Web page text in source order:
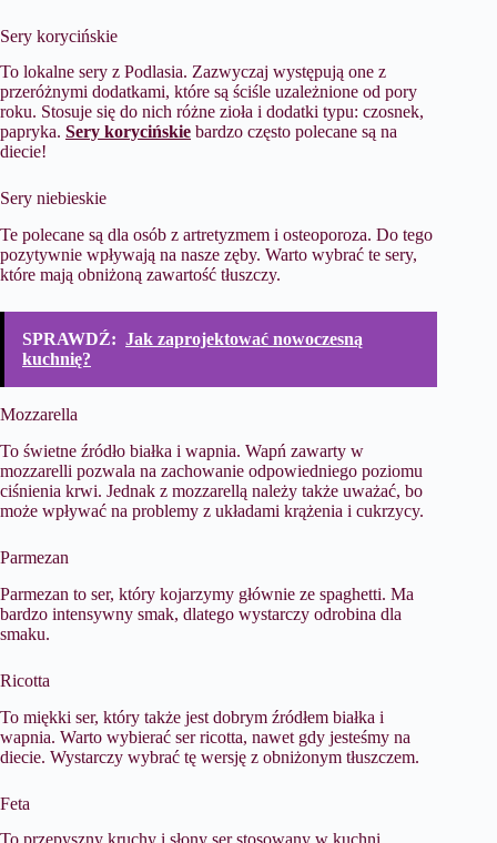
Sery korycińskie
To lokalne sery z Podlasia. Zazwyczaj występują one z
przeróżnymi dodatkami, które są ściśle uzależnione od pory
roku. Stosuje się do nich różne zioła i dodatki typu: czosnek,
papryka. Sery korycińskie bardzo często polecane są na
diecie!
Sery niebieskie
Te polecane są dla osób z artretyzmem i osteoporoza. Do tego
pozytywnie wpływają na nasze zęby. Warto wybrać te sery,
które mają obniżoną zawartość tłuszczy.
SPRAWDŹ: Jak zaprojektować nowoczesną
kuchnię?
Mozzarella
To świetne źródło białka i wapnia. Wapń zawarty w
mozzarelli pozwala na zachowanie odpowiedniego poziomu
ciśnienia krwi. Jednak z mozzarellą należy także uważać, bo
może wpływać na problemy z układami krążenia i cukrzycy.
Parmezan
Parmezan to ser, który kojarzymy głównie ze spaghetti. Ma
bardzo intensywny smak, dlatego wystarczy odrobina dla
smaku.
Ricotta
To miękki ser, który także jest dobrym źródłem białka i
wapnia. Warto wybierać ser ricotta, nawet gdy jesteśmy na
diecie. Wystarczy wybrać tę wersję z obniżonym tłuszczem.
Feta